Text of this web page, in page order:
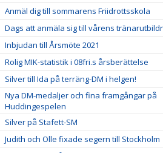
Anmäl dig till sommarens Friidrottsskola
Dags att anmäla sig till vårens
Inbjudan till Årsmöte 2021
Rolig MIK-statistik i 08fri.s årsberättelse
Silver till Ida på terräng-DM i helgen!
Nya DM-medaljer och fina framgångar på
Huddingespelen
Silver på Stafett-SM
Judith och Olle fixade segern till Stockholm